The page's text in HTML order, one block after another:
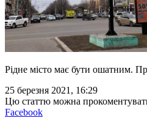
Рідне місто має бути ошатним.
25 березня 2021, 16:29
Цю статтю можна
Facebook